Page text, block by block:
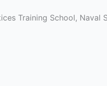
Training School, Naval